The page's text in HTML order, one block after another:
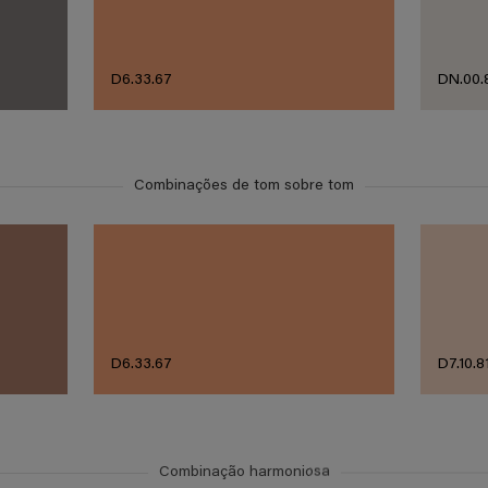
D6.33.67
Combinações de tom sobre tom
D6.33.67
Combinação harmoniosa